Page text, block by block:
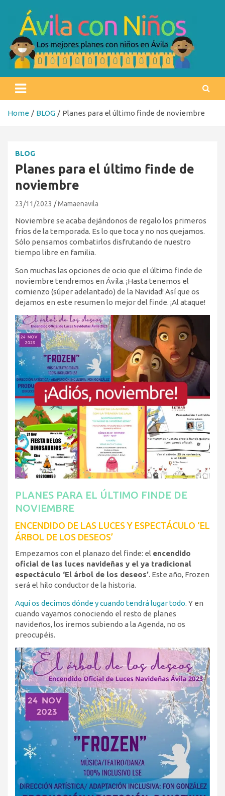
content
Ávila con niños
Home BLOG Planes para el último finde de noviembre
BLOG
Planes para el último finde de
noviembre
23/11/2023 Mamaenavila
Noviembre se acaba dejándonos de regalo los primeros
fríos de la temporada. Es lo que toca y no nos quejamos.
Sólo pensamos combatirlos disfrutando de nuestro
tiempo libre en familia.
Son muchas las opciones de ocio que el último finde de
noviembre tendremos en Ávila. ¡Hasta tenemos el
comienzo (súper adelantado) de la Navidad! Así que os
dejamos en este resumen lo mejor del finde. ¡Al ataque!
PLANES PARA EL ÚLTIMO FINDE DE
NOVIEMBRE
ENCENDIDO DE LAS LUCES Y ESPECTÁCULO ‘EL
ÁRBOL DE LOS DESEOS’
Empezamos con el planazo del finde: el encendido
oficial de las luces navideñas y el ya tradicional
espectáculo ‘El árbol de los deseos’. Este año, Frozen
será el hilo conductor de la historia.
Aquí os decimos dónde y cuando tendrá lugar todo. Y en
cuando vayamos conociendo el resto de planes
navideños, los iremos subiendo a la Agenda, no os
preocupéis.